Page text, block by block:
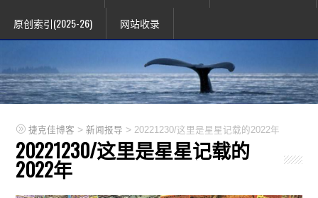
原创索引(2025-26) 网站收录
捷克佳博客 >新闻报导 > 20221230/这里是星星记载的2022年
20221230/这里是星星记载的
2022年